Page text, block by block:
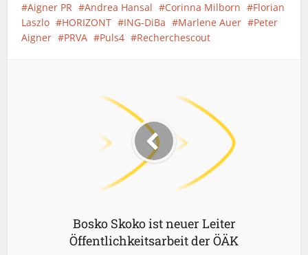
Aigner PR Andrea Hansal Corinna Milborn
Florian
Laszlo
HORIZONT ING-DiBa Marlene Auer
Peter
Aigner
PRVA Puls4 Recherchescout
Bosko Skoko ist neuer Leiter
Öffentlichkeitsarbeit der ÖÄK